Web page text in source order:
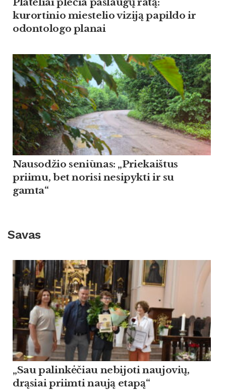
kurortinio miestelio viziją papildo ir
odontologo planai
Nausodžio seniūnas: „Priekaištus
priimu, bet norisi nesipykti ir su
gamta“
Savas
„Sau palinkėčiau nebijoti naujovių,
drąsiai priimti naują etapą“